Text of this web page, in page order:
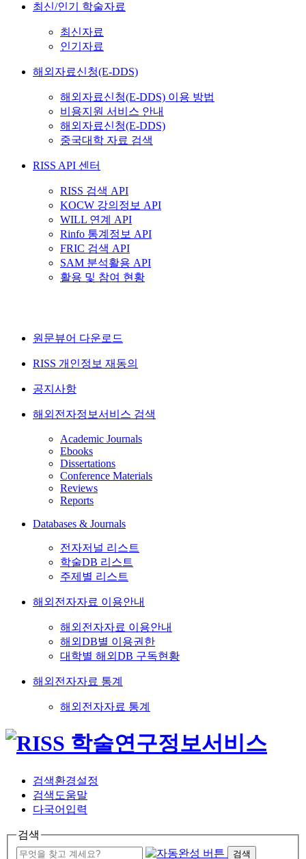
최신/인기 학술자료
최신자료
인기자료
해외자료신청(E-DDS)
해외자료신청(E-DDS) 이용 방법
비용지원 서비스 안내
해외자료신청(E-DDS)
중국대학 자료 검색
RISS API 센터
RISS 검색 API
KOCW 강의정보 API
WILL 연계 API
Rinfo 통계정보 API
FRIC 검색 API
SAM 분석활용 API
활용 및 참여 현황
원문뷰어 다운로드
RISS 개인정보 재동의
공지사항
해외전자정보서비스 검색
Academic Journals
Ebooks
Dissertations
Conference Materials
Reviews
Reports
Databases & Journals
전자저널 리스트
학술DB 리스트
주제별 리스트
해외전자자료 이용안내
해외전자자료 이용안내
해외DB별 이용권한
대학별 해외DB 구독현황
해외전자자료 통계
해외전자자료 통계
검색환경설정
검색도움말
다국어입력
검색
검색